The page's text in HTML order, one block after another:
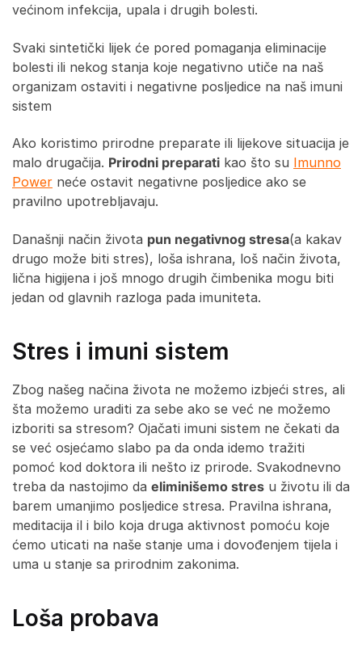
većinom infekcija, upala i drugih bolesti.
Svaki sintetički lijek će pored pomaganja eliminacije
bolesti ili nekog stanja koje negativno utiče na naš
organizam ostaviti i negativne posljedice na naš imuni
sistem
Ako koristimo prirodne preparate ili lijekove situacija je
malo drugačija. Prirodni preparati kao što su Imunno
Power neće ostavit negativne posljedice ako se
pravilno upotrebljavaju.
Današnji način života pun negativnog stresa(a kakav
drugo može biti stres), loša ishrana, loš način života,
lična higijena i još mnogo drugih čimbenika mogu biti
jedan od glavnih razloga pada imuniteta.
Stres i imuni sistem
Zbog našeg načina života ne možemo izbjeći stres, ali
šta možemo uraditi za sebe ako se već ne možemo
izboriti sa stresom? Ojačati imuni sistem ne čekati da
se već osjećamo slabo pa da onda idemo tražiti
pomoć kod doktora ili nešto iz prirode. Svakodnevno
treba da nastojimo da eliminišemo stres u životu ili da
barem umanjimo posljedice stresa. Pravilna ishrana,
meditacija il i bilo koja druga aktivnost pomoću koje
ćemo uticati na naše stanje uma i dovođenjem tijela i
uma u stanje sa prirodnim zakonima.
Loša probava